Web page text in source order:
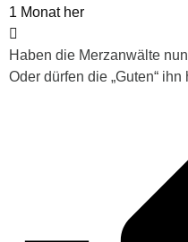
1 Monat her
Haben die Merzanwälte
Oder dürfen die „Guten“